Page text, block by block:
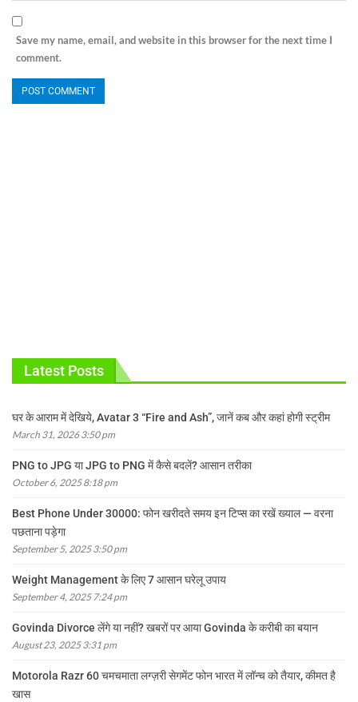
Save my name, email, and website in this browser for the next time I
comment.
Latest Posts
घर के आराम में देखिये, Avatar 3 “Fire and Ash”, जानें कब और कहां होगी स्ट्रीम
March 31, 2026 3:50 pm
PNG to JPG या JPG to PNG में कैसे बदलें? आसान तरीका
October 6, 2025 8:18 pm
Best Phone Under 30000: फोन खरीदते समय इन टिप्स का रखें ख्याल — वरना
पछताना पड़ेगा
September 5, 2025 3:50 pm
Weight Management के लिए 7 आसान घरेलू उपाय
September 4, 2025 7:24 pm
Govinda Divorce लेंगे या नहीं? खबरों पर आया Govinda के करीबी का बयान
August 23, 2025 3:31 pm
Motorola Razr 60 चमचमाता लग्ज़री सेगमेंट फोन भारत में लॉन्च को तैयार, कीमत है
खास